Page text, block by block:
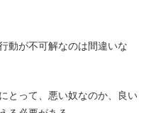
動が不可解なのは間違いな
とって、悪い奴なのか、良い